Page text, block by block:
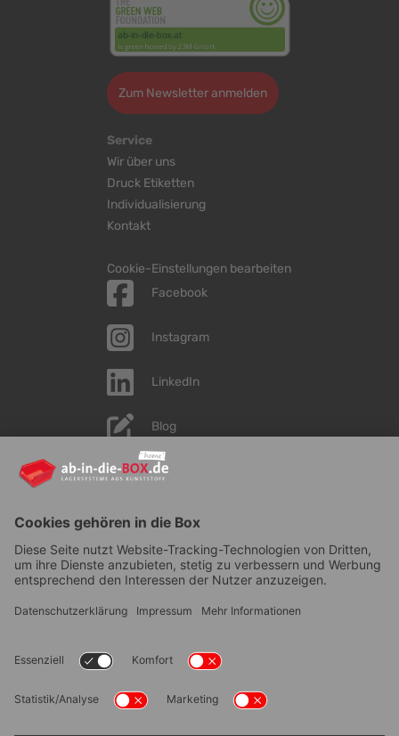
Zum Newsletter anmelden
Service
Wir über uns
Druck Etiketten
Individualisierung
Kontakt
Cookie-Einstellungen bearbeiten
Facebook
Instagram
LinkedIn
Blog
YouTube